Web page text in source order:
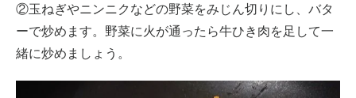
②玉ねぎやニンニクなどの野菜をみじん切りにし、バタ
ーで炒めます。野菜に火が通ったら牛ひき肉を足して一
緒に炒めましょう。